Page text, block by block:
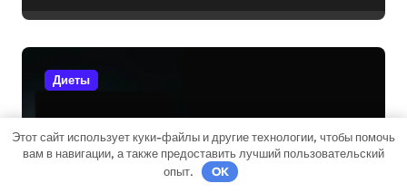
Диеты
Этот сайт использует куки-файлы и другие технологии, чтобы помочь
вам в навигации, а также предоставить лучший пользовательский
опыт.
OK